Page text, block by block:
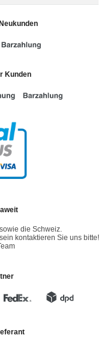
Kunden
die Schweiz.
kontaktieren Sie uns bitte!